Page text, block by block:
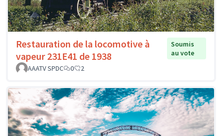
Restauration de la locomotive à
vapeur 231E41 de 1938
Soumis
au vote
AAATV SPDC
0 2